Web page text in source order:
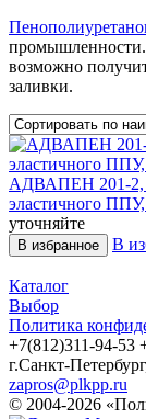
возможно
заливки.
АДВАПЕН 201-2,
эластичного
уточняйте
В избранное В
Каталог
Выбор
Политика
+7(812)311-94-53
г.Санкт-
zapros@plkpp.ru
© 2004-2026